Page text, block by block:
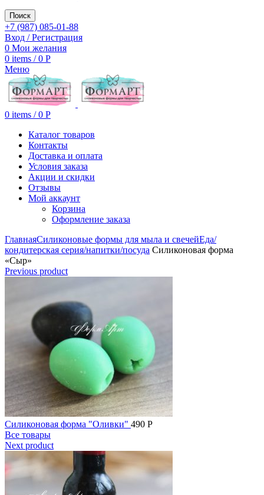
Поиск
+7 (987) 085-01-88
Вход / Регистрация
0 Мои желания
0 items / 0 Р
Меню
0 items / 0 Р
Каталог товаров
Контакты
Доставка и оплата
Условия заказа
Акции и скидки
Отзывы
Мой аккаунт
Корзина
Оформление заказа
ГлавнаяСиликоновые формы для мыла и свечейЕда/
кондитерская серия/напитки/посуда Силиконовая форма
«Сыр»
Previous product
Силиконовая форма "Оливки" 490 Р
Все товары
Next product